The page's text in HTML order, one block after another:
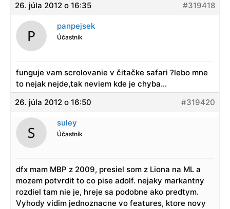
26. júla 2012 o 16:35
#319418
panpejsek
Účastník
funguje vam scrolovanie v čitačke safari ?lebo mne
to nejak nejde,tak neviem kde je chyba…
26. júla 2012 o 16:50
#319420
suley
Účastník
dfx mam MBP z 2009, presiel som z Liona na ML a
mozem potvrdit to co pise adolf. nejaky markantny
rozdiel tam nie je, hreje sa podobne ako predtym.
Vyhody vidim jednoznacne vo features, ktore novy